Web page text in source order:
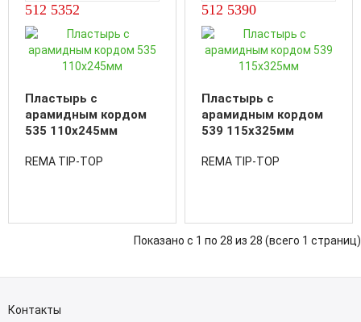
512 5352
Пластырь с
арамидным кордом
535 110x245мм
REMA TIP-TOP
512 5390
Пластырь с
арамидным кордом
539 115x325мм
REMA TIP-TOP
Показано с 1 по 28 из 28 (всего 1 страниц)
Контакты